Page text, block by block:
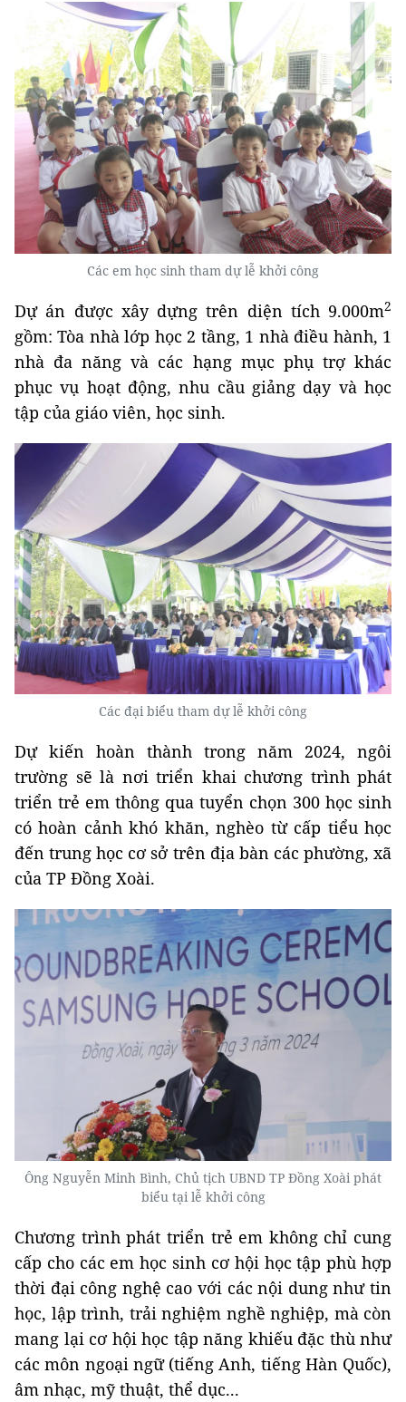
Các em học sinh tham dự lễ khởi công
Dự án được xây dựng trên diện tích 9.000m2
gồm: Tòa nhà lớp học 2 tầng, 1 nhà điều hành, 1
nhà đa năng và các hạng mục phụ trợ khác
phục vụ hoạt động, nhu cầu giảng dạy và học
tập của giáo viên, học sinh.
Các đại biểu tham dự lễ khởi công
Dự kiến hoàn thành trong năm 2024, ngôi
trường sẽ là nơi triển khai chương trình phát
triển trẻ em thông qua tuyển chọn 300 học sinh
có hoàn cảnh khó khăn, nghèo từ cấp tiểu học
đến trung học cơ sở trên địa bàn các phường, xã
của TP Đồng Xoài.
Ông Nguyễn Minh Bình, Chủ tịch UBND TP Đồng Xoài phát
biểu tại lễ khởi công
Chương trình phát triển trẻ em không chỉ cung
cấp cho các em học sinh cơ hội học tập phù hợp
thời đại công nghệ cao với các nội dung như tin
học, lập trình, trải nghiệm nghề nghiệp, mà còn
mang lại cơ hội học tập năng khiếu đặc thù như
các môn ngoại ngữ (tiếng Anh, tiếng Hàn Quốc),
âm nhạc, mỹ thuật, thể dục...